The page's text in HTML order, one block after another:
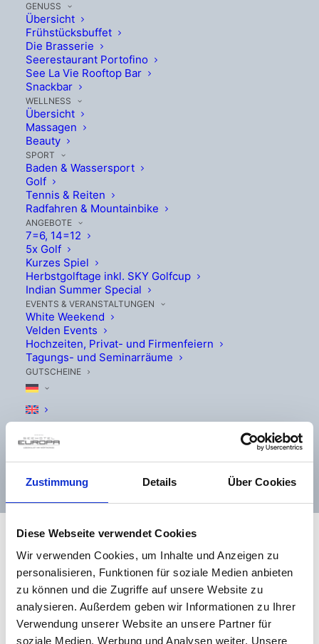
Zustimmung Details Über Cookies
Diese Webseite verwendet Cookies
Wir verwenden Cookies, um Inhalte und Anzeigen zu
personalisieren, Funktionen für soziale Medien anbieten
zu können und die Zugriffe auf unsere Website zu
analysieren. Außerdem geben wir Informationen zu Ihrer
Verwendung unserer Website an unsere Partner für
soziale Medien, Werbung und Analysen weiter. Unsere
GENUSS
Übersicht
Frühstücksbuffet
Die Brasserie
Seerestaurant Portofino
See La Vie Rooftop Bar
Snackbar
WELLNESS
Übersicht
Massagen
Beauty
SPORT
Baden & Wassersport
Golf
Tennis & Reiten
Radfahren & Mountainbike
ANGEBOTE
7=6, 14=12
5x Golf
Kurzes Spiel
Herbstgolftage inkl. SKY Golfcup
Indian Summer Special
EVENTS & VERANSTALTUNGEN
White Weekend
Velden Events
Hochzeiten, Privat- und Firmenfeiern
Tagungs- und Seminarräume
GUTSCHEINE
ZUM BESTPREIS BUCHEN
Internationales
Sportwagenfestival 2026
| Seehotel Europa Resort
in Velden